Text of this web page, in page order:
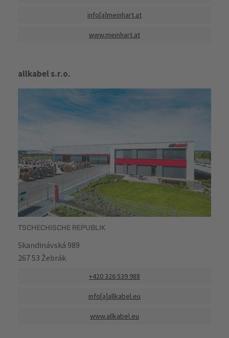
info[a]meinhart.at
www.meinhart.at
allkabel s.r.o.
TSCHECHISCHE REPUBLIK
Skandinávská 989
267 53 Žebrák
+420 326 539 988
info[a]allkabel.eu
www.allkabel.eu